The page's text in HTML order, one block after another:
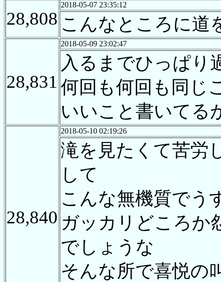
28,808
2018-05-07 23:35:12
こんなところに
28,831
2018-05-09 23:02:47
入るまでひっぱり
何回も何回も同じ
いいこと書いてる
28,840
2018-05-10 02:19:26
滝を見たくて苦労
して
こんな無機質でう
ガッカリどころか
でしょうな
そんな所で喜悦の